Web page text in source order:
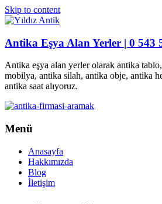
Skip to content
Antika Eşya Alan Yerler | 0 543
Antika eşya alan yerler olarak antika
mobilya, antika silah, antika obje, antika
antika saat alıyoruz.
Menü
Anasayfa
Hakkımızda
Blog
İletişim